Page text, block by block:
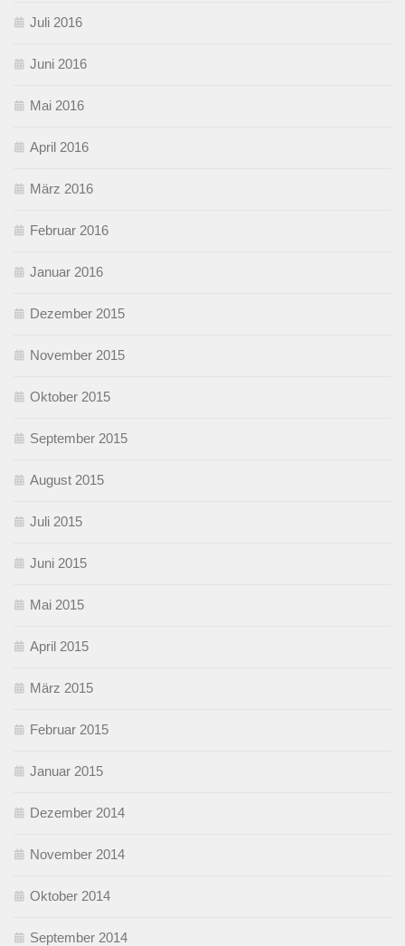
Juli 2016
Juni 2016
Mai 2016
April 2016
März 2016
Februar 2016
Januar 2016
Dezember 2015
November 2015
Oktober 2015
September 2015
August 2015
Juli 2015
Juni 2015
Mai 2015
April 2015
März 2015
Februar 2015
Januar 2015
Dezember 2014
November 2014
Oktober 2014
September 2014